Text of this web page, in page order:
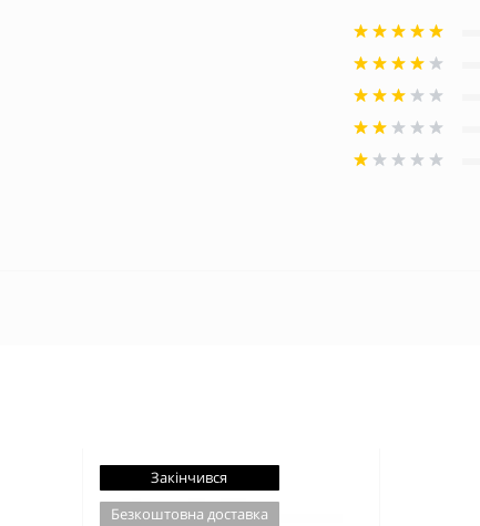
Закінчився
Безкоштовна доставка